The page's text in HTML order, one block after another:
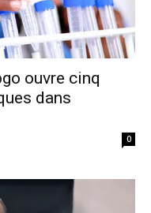
ouvre cinq
dans
0